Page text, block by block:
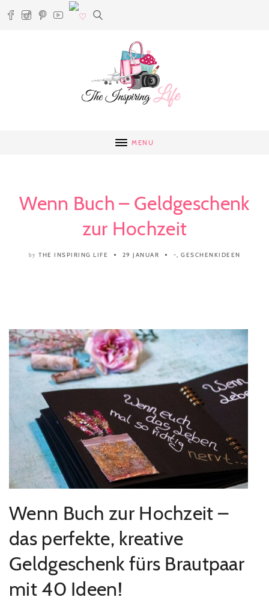
MENU
Wenn Buch – Geldgeschenk
zur Hochzeit
by THE INSPIRING LIFE 29 JANUAR -, GESCHENKIDEEN
Wenn Buch zur Hochzeit –
das perfekte, kreative
Geldgeschenk fürs Brautpaar
mit 40 Ideen!